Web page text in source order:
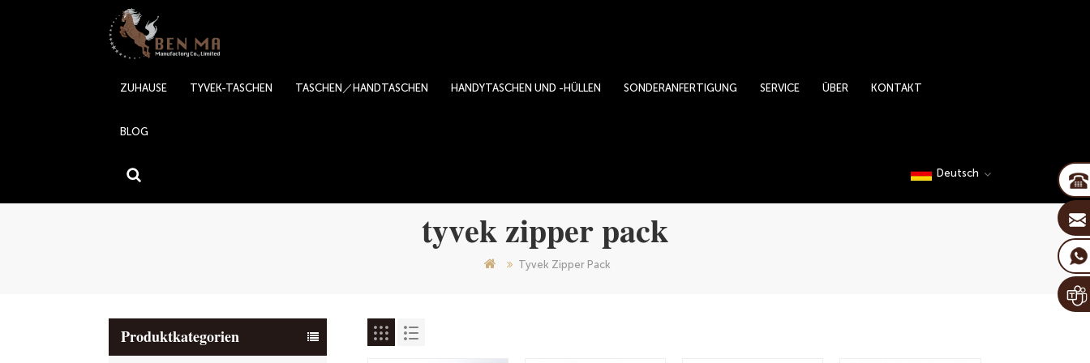
ZUHAUSE TYVEK-TASCHEN TASCHEN／HANDTASCHEN HANDYTASCHEN UND -HÜLLEN SONDERANFERTIGUNG SERVICE ÜBER KONTAKT
BLOG
Deutsch
tyvek zipper pack
Tyvek Zipper Pack
Produktkategorien